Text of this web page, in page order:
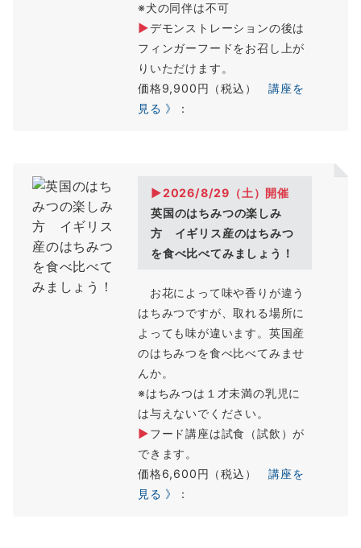
※犬の同伴は不可
▶デモンストレーションの後は
フィンガーフードをお召し上が
りいただけます。
価格9,900円（税込）講座を
見る 》
：
▶2026/8/29（土）開催
英国のはちみつの楽しみ
方 イギリス産のはちみつ
を食べ比べてみましょう！
お花によって味や香りが違う
はちみつですが、取れる場所に
よっても味が違います。英国産
のはちみつを食べ比べてみませ
んか。
※はちみつは１才未満の乳児に
は与えないでください。
▶フード講座は試食（試飲）が
できます。
価格6,600円（税込）講座を
見る 》
：